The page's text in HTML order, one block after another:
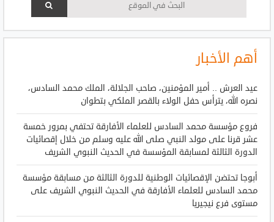
أهم الأخبار
عيد العرش .. أمير المؤمنين، صاحب الجلالة، الملك محمد السادس،
نصره الله، يترأس حفل الولاء بالقصر الملكي بتطوان
فروع مؤسسة محمد السادس للعلماء الأفارقة تحتفي بمرور خمسة
عشر قرنا على مولد النبي صلى الله عليه وسلم من خلال إقصائيات
الدورة الثالثة لمسابقة المؤسسة في الحديث النبوي الشريف
أبوجا تحتضن الإقصائيات الوطنية للدورة الثالثة من مسابقة مؤسسة
محمد السادس للعلماء الأفارقة في الحديث النبوي الشريف على
مستوى فرع نيجيريا